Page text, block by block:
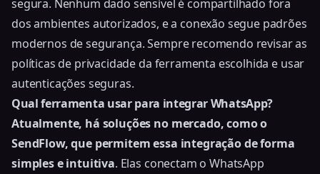
segura. Nenhum dado sensível é compartilhado fora
dos ambientes autorizados, e a conexão segue padrões
modernos de segurança. Sempre recomendo revisar as
políticas de privacidade da ferramenta escolhida e usar
autenticações seguras.
Qual ferramenta usar para integrar WhatsApp?
Atualmente, há soluções no mercado, como o
SendFlow, que permitem essa integração de forma
simples e intuitiva. Elas conectam o WhatsApp